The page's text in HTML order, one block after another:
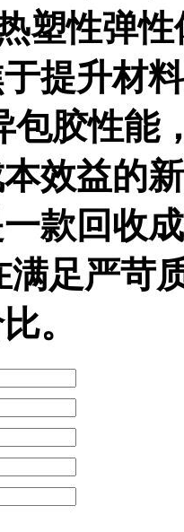
塑性弹
提升材
包胶性
效益的
款回收
足严苛
。